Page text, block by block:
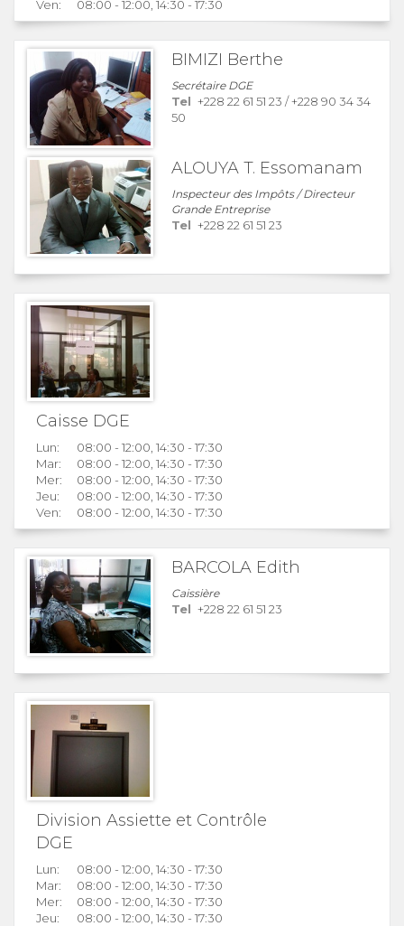
Ven: 08:00 - 12:00, 14:30 - 17:30
BIMIZI Berthe
Secrétaire DGE
Tel +228 22 61 51 23 /+228 90 34 34
50
ALOUYA T. Essomanam
Inspecteur des Impôts / Directeur
Grande Entreprise
Tel +228 22 61 51 23
Caisse DGE
Lun:
08:00 - 12:00, 14:30 - 17:30
Mar:
08:00 - 12:00, 14:30 - 17:30
Mer:
08:00 - 12:00, 14:30 - 17:30
Jeu:
08:00 - 12:00, 14:30 - 17:30
Ven:
08:00 - 12:00, 14:30 - 17:30
BARCOLA Edith
Caissière
Tel +228 22 61 51 23
Division Assiette et Contrôle
DGE
Lun:
08:00 - 12:00, 14:30 - 17:30
Mar:
08:00 - 12:00, 14:30 - 17:30
Mer:
08:00 - 12:00, 14:30 - 17:30
Jeu:
08:00 - 12:00, 14:30 - 17:30